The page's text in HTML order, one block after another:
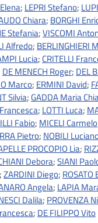
; LEPRI Stefano;
Chiara; BORGHI
Stefania;VISCOMI
Alfredo; BERLINGHIERI
Lucia; CRITELLI
DE MENECH Roger; DEL
Marco; ERMINI David;
Silvia;GADDA Maria
; LOTTI Luca;
Fabio; MICELI Carmelo
Pietro; NOBILI
PROCOPIO Lia;
Debora;SIANI
;ZARDINI Diego; ROSATO
Angela; LAPIA
Dalila; PROVENZA
; DE FILIPPO Vito